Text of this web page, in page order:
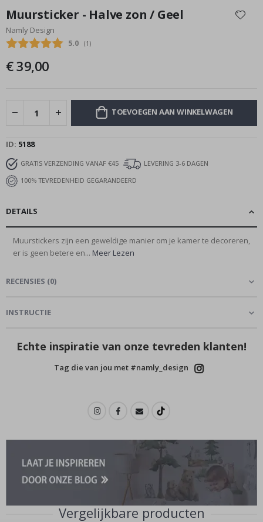
het
begin
van
afbeeldingen-
Muursticker - Halve zon / Geel
Namly Design
Gemiddelde beoordeling:
5.0 (aantal stemmen:
1 )
€ 39,00
TOEVOEGEN AAN WINKELWAGEN
ID 5188
GRATIS VERZENDING VANAF €45
LEVERING 3-6 DAGEN
100% TEVREDENHEID GEGARANDEERD
DETAILS
Muurstickers zijn een geweldige manier om je kamer te decoreren,
er is geen betere en... Meer Lezen
RECENSIES (0)
INSTRUCTIE
Echte inspiratie van onze tevreden klanten!
Tag die van jou met #namly_design
Vergelijkbare producten